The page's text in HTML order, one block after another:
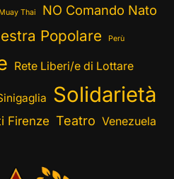
Muay Thai NO Comando Nato
Popolare Perù
Rete Liberi/e di Lottare
Solidarietà
Firenze Teatro Venezuela